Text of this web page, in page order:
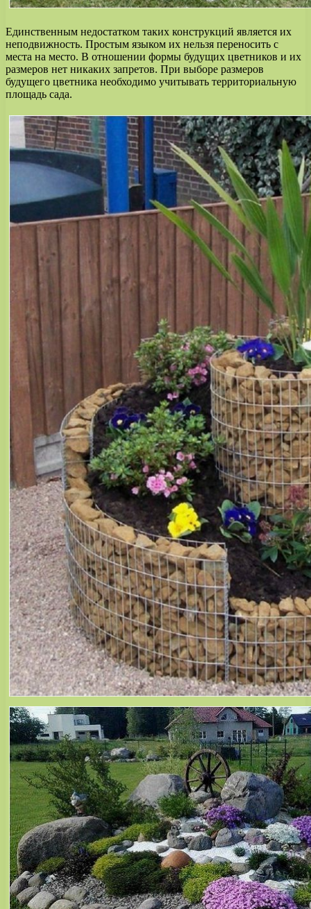
Единственным недостатком таких конструкций является их
неподвижность. Простым языком их нельзя переносить с
места на место. В отношении формы будущих цветников и их
размеров нет никаких запретов. При выборе размеров
будущего цветника необходимо учитывать территориальную
площадь сада.